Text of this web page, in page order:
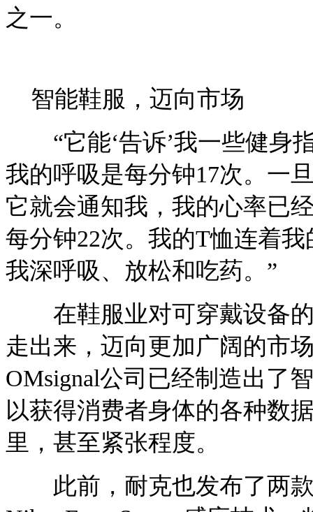
之一。
智能鞋服， 迈向市场
“它能‘告诉’我一些健身
我的呼吸是每分钟17次。一
它就会通知我，我的心率已
每分钟22次。我的T恤连着
我深呼吸、放松和吃药。”
在鞋服业对可穿戴设备的
走出来，迈向更加广阔的市
OMsignal公司已经制造出了
以获得消费者身体的各种
里，甚至紧张程度。
此前，耐克也发布了两款